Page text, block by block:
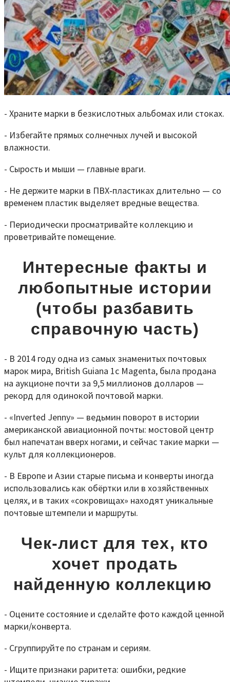
- Храните марки в безкислотных альбомах или стоках.
- Избегайте прямых солнечных лучей и высокой
влажности.
- Сырость и мыши — главные враги.
- Не держите марки в ПВХ‑пластиках длительно — со
временем пластик выделяет вредные вещества.
- Периодически просматривайте коллекцию и
проветривайте помещение.
Интересные факты и
любопытные истории
(чтобы разбавить
справочную часть)
- В 2014 году одна из самых знаменитых почтовых
марок мира, British Guiana 1c Magenta, была продана
на аукционе почти за 9,5 миллионов долларов —
рекорд для одинокой почтовой марки.
- «Inverted Jenny» — ведьмин поворот в истории
американской авиационной почты: мостовой центр
был напечатан вверх ногами, и сейчас такие марки —
культ для коллекционеров.
- В Европе и Азии старые письма и конверты иногда
использовались как обёртки или в хозяйственных
целях, и в таких «сокровищах» находят уникальные
почтовые штемпели и маршруты.
Чек‑лист для тех, кто
хочет продать
найденную коллекцию
- Оцените состояние и сделайте фото каждой ценной
марки/конверта.
- Сгруппируйте по странам и сериям.
- Ищите признаки раритета: ошибки, редкие